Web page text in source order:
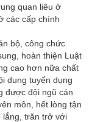
quan liêu ở
các cấp chính
bộ, công chức
hoàn thiện Luật
cao hơn nữa chất
dung tuyển dụng
được đội ngũ cán
môn, hết lòng tận
lắng, trăn trở với